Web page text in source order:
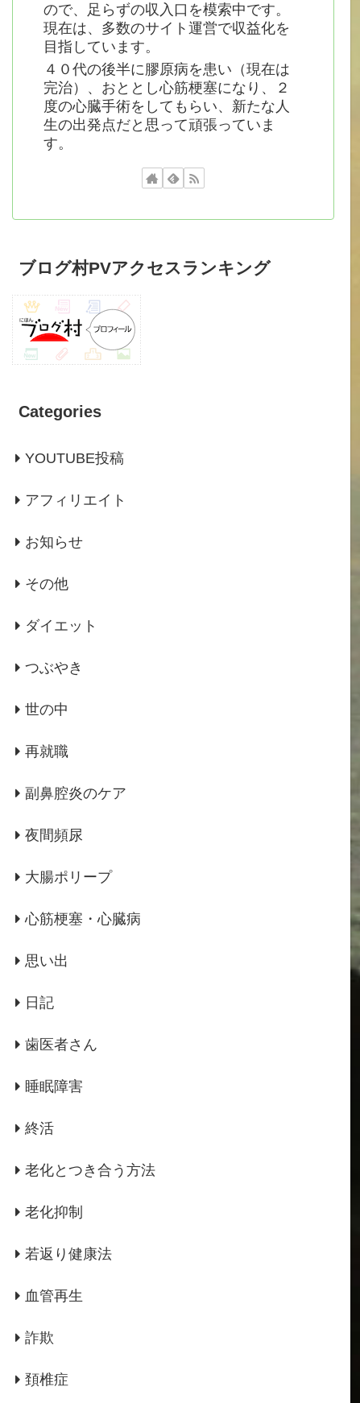
ので、足らずの収入口を模索中です。
現在は、多数のサイト運営で収益化を
目指しています。
４０代の後半に膠原病を患い（現在は
完治）、おととし心筋梗塞になり、２
度の心臓手術をしてもらい、新たな人
生の出発点だと思って頑張っていま
す。
ブログ村PVアクセスランキング
Categories
YOUTUBE投稿
アフィリエイト
お知らせ
その他
ダイエット
つぶやき
世の中
再就職
副鼻腔炎のケア
夜間頻尿
大腸ポリープ
心筋梗塞・心臓病
思い出
日記
歯医者さん
睡眠障害
終活
老化とつき合う方法
老化抑制
若返り健康法
血管再生
詐欺
頚椎症